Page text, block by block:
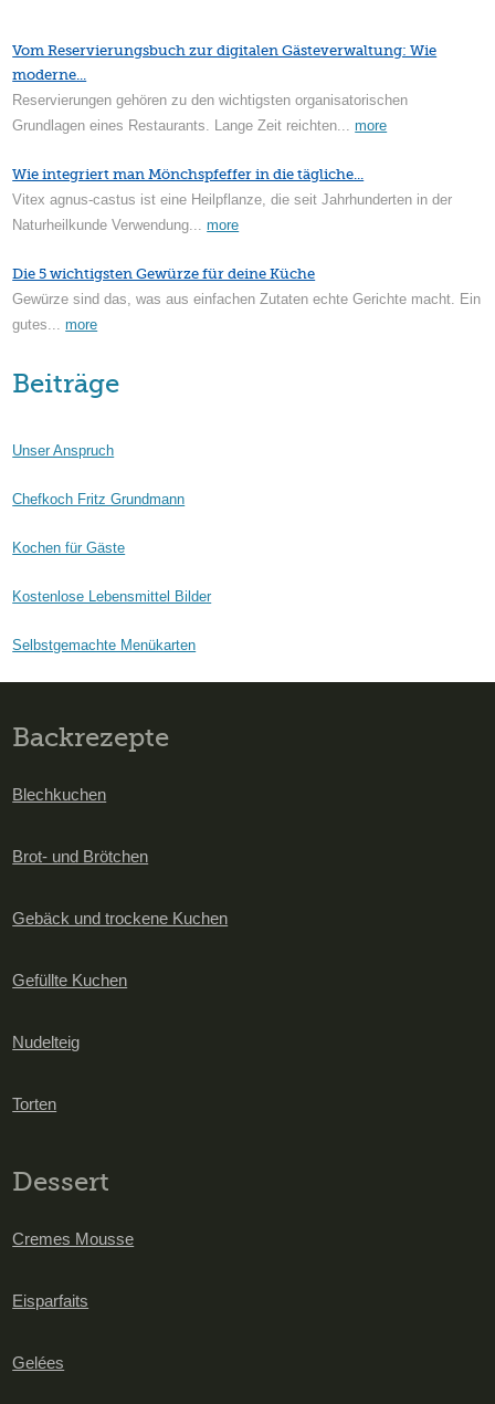
Vom Reservierungsbuch zur digitalen Gästeverwaltung: Wie
moderne...
Reservierungen gehören zu den wichtigsten organisatorischen
Grundlagen eines Restaurants. Lange Zeit reichten...more
Wie integriert man Mönchspfeffer in die tägliche...
Vitex agnus-castus ist eine Heilpflanze, die seit Jahrhunderten in der
Naturheilkunde Verwendung...more
Die 5 wichtigsten Gewürze für deine Küche
Gewürze sind das, was aus einfachen Zutaten echte Gerichte macht. Ein
gutes...more
Beiträge
Unser Anspruch
Chefkoch Fritz Grundmann
Kochen für Gäste
Kostenlose Lebensmittel Bilder
Selbstgemachte Menükarten
Backrezepte
Blechkuchen
Brot- und Brötchen
Gebäck und trockene Kuchen
Gefüllte Kuchen
Nudelteig
Torten
Dessert
Cremes Mousse
Eisparfaits
Gelées